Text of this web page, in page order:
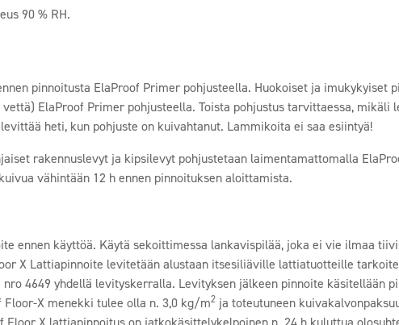
90 % RH.
pinnoitusta ElaProof Primer pohjusteella. Huokoiset ja imukykyiset
ElaProof Primer pohjusteella. Toista pohjustus tarvittaessa, mikäli
heti, kun pohjuste on kuivahtanut. Lammikoita ei saa esiintyä!
rakennuslevyt ja kipsilevyt pohjustetaan laimentamattomalla
vähintään 12 h ennen pinnoituksen aloittamista.
ennen käyttöä. Käytä sekoittimessa lankavispilää, joka ei vie ilmaa
X Lattiapinnoite levitetään alustaan itsesiliäville lattiatuotteille
4649 yhdellä levityskerralla. Levityksen jälkeen pinnoite käsitellään
Floor-X menekki tulee olla n. 3,0 kg/m2 ja toteutuneen